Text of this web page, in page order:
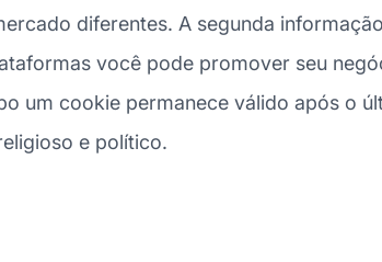
diferentes. A segunda
você pode promover seu
um cookie permanece válido após o
e político.